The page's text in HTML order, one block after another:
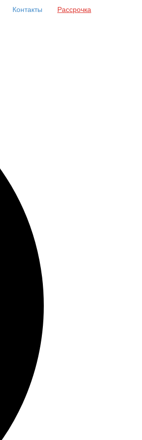
Контакты Рассрочка